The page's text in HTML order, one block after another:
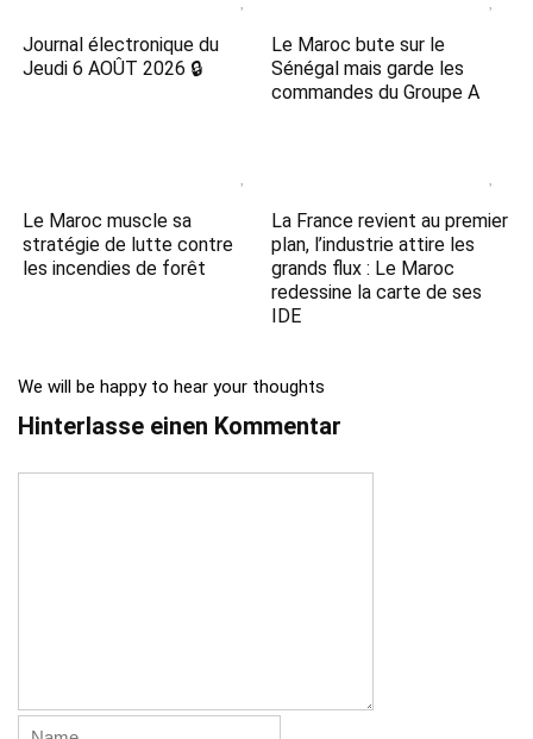
Journal électronique du
Jeudi 6 AOÛT 2026 🔒
Le Maroc bute sur le
Sénégal mais garde les
commandes du Groupe A
Le Maroc muscle sa
stratégie de lutte contre
les incendies de forêt
La France revient au premier
plan, l’industrie attire les
grands flux : Le Maroc
redessine la carte de ses
IDE
We will be happy to hear your thoughts
Hinterlasse einen Kommentar